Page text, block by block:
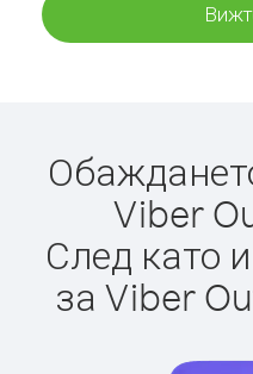
Viber
След като
за Viber